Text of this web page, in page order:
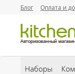
Блог Оплата и
Наборы